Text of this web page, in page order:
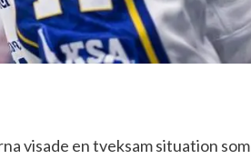
visade en tveksam situation som